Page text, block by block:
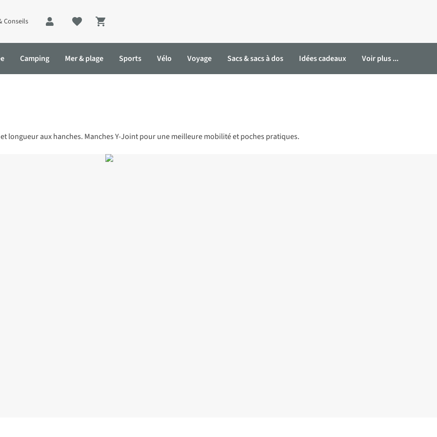
Conseils
Shopping cart
Camping Mer & plage Sports Vélo Voyage Sacs & sacs à dos Idées cadeaux Voir plus ...
longueur aux hanches. Manches Y-Joint pour une meilleure mobilité et poches pratiques.